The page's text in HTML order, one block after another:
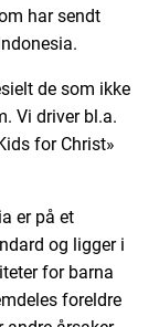
har sendt
de som ikke
Vi driver bl.a.
for Christ»
er på et
og ligger i
for barna
foreldre